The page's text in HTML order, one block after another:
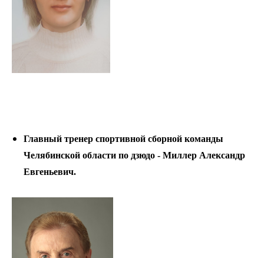
Главный тренер спортивной сборной команды
Челябинской области по дзюдо - Миллер Александр
Евгеньевич.